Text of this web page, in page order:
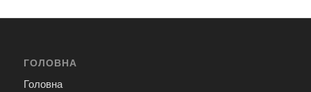
ГОЛОВНА
Головна